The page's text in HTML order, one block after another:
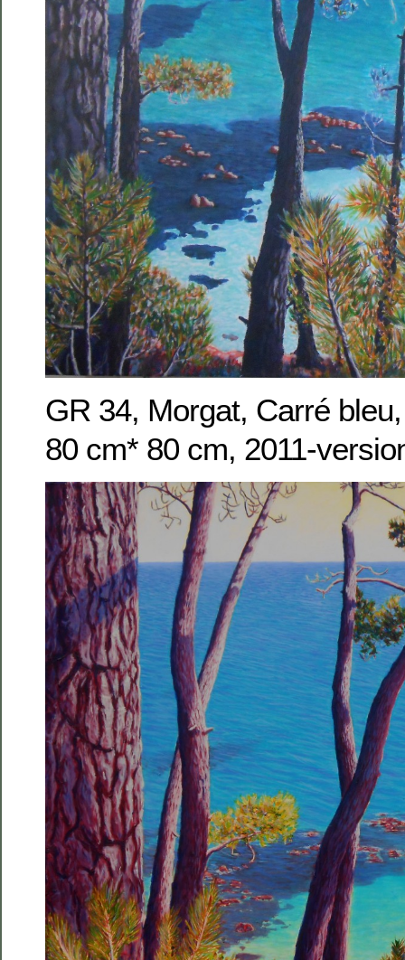
GR 34, Morgat, Carré
80 cm* 80 cm, 2011-